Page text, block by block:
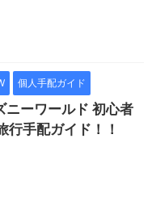
個人手配ガイド
ニーワールド 初心者
行手配ガイド！！